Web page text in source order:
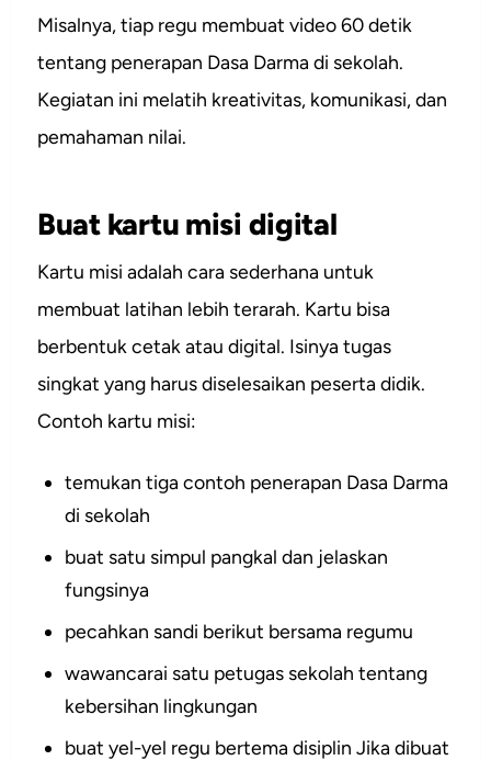
Misalnya, tiap regu membuat video 60 detik
tentang penerapan Dasa Darma di sekolah.
Kegiatan ini melatih kreativitas, komunikasi, dan
pemahaman nilai.
Buat kartu misi digital
Kartu misi adalah cara sederhana untuk
membuat latihan lebih terarah. Kartu bisa
berbentuk cetak atau digital. Isinya tugas
singkat yang harus diselesaikan peserta didik.
Contoh kartu misi:
temukan tiga contoh penerapan Dasa Darma
di sekolah
buat satu simpul pangkal dan jelaskan
fungsinya
pecahkan sandi berikut bersama regumu
wawancarai satu petugas sekolah tentang
kebersihan lingkungan
buat yel-yel regu bertema disiplin Jika dibuat